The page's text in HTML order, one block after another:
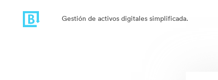
Gestión de activos digitales simplificada.